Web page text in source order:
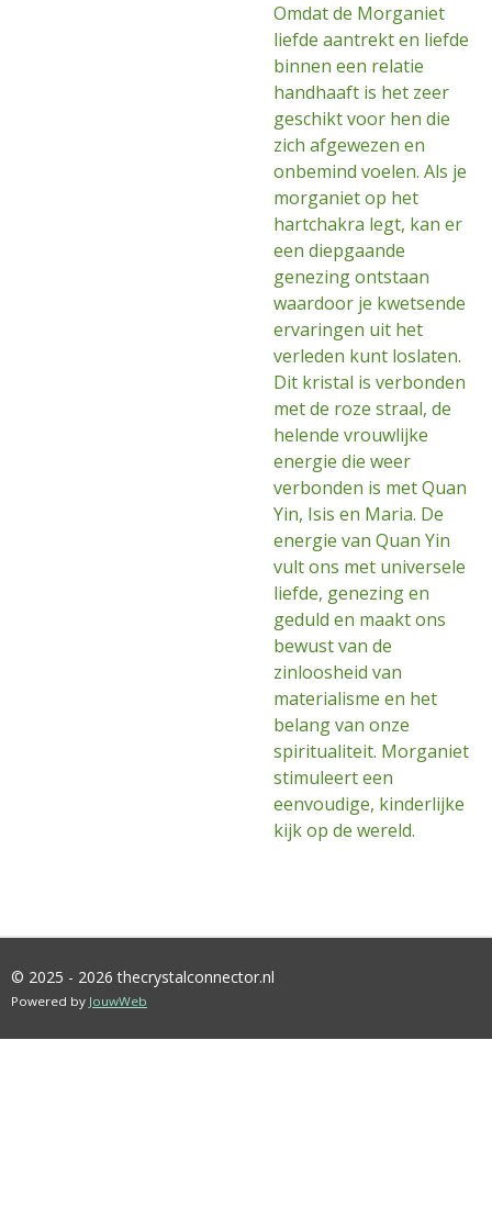
Omdat de Morganiet
liefde aantrekt en liefde
binnen een relatie
handhaaft is het zeer
geschikt voor hen die
zich afgewezen en
onbemind voelen. Als je
morganiet op het
hartchakra legt, kan er
een diepgaande
genezing ontstaan
waardoor je kwetsende
ervaringen uit het
verleden kunt loslaten.
Dit kristal is verbonden
met de roze straal, de
helende vrouwlijke
energie die weer
verbonden is met Quan
Yin, Isis en Maria. De
energie van Quan Yin
vult ons met universele
liefde, genezing en
geduld en maakt ons
bewust van de
zinloosheid van
materialisme en het
belang van onze
spiritualiteit. Morganiet
stimuleert een
eenvoudige, kinderlijke
kijk op de wereld.
© 2025 - 2026 thecrystalconnector.nl
Powered by JouwWeb